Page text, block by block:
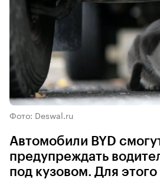
Фото: Deswal.ru
Автомобили BYD
предупреждать
под кузовом. Для